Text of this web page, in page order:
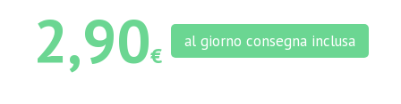
2,90€
al giorno consegna inclusa